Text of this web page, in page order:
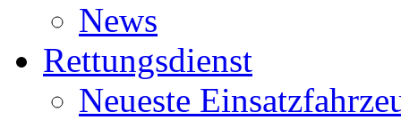
News
Rettungsdienst
Neueste